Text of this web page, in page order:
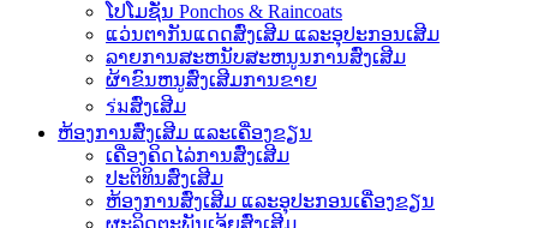
ໂປໂມຊັ່ນ Ponchos & Raincoats
ແວ່ນຕາກັນແດດສົ່ງເສີມ ແລະອຸປະກອນເສີມ
ລາຍການສະຫນັບສະຫນູນການສົ່ງເສີມ
ຜ້າຂົນຫນູສົ່ງເສີມການຂາຍ
ร่มສົ່ງເສີມ
ຫ້ອງການສົ່ງເສີມ ແລະເຄື່ອງຂຽນ
ເຄື່ອງຄິດໄລ່ການສົ່ງເສີມ
ປະຕິທິນສົ່ງເສີມ
ຫ້ອງການສົ່ງເສີມ ແລະອຸປະກອນເຄື່ອງຂຽນ
ຜະລິດຕະພັນເຈ້ຍສົ່ງເສີມ